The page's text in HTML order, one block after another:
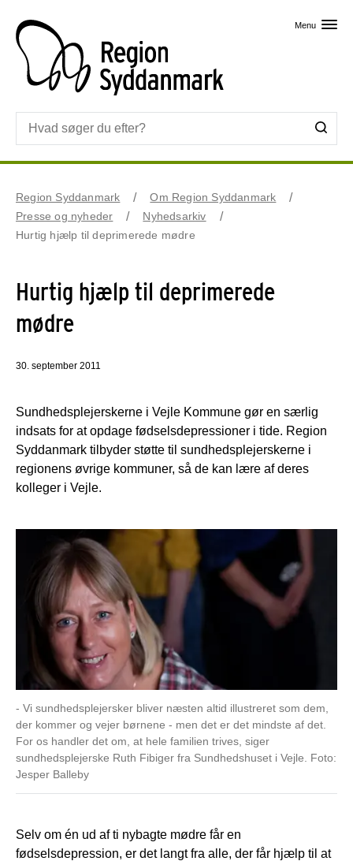
Menu
Region Syddanmark
Om Region Syddanmark
Presse og nyheder
Nyhedsarkiv
Hurtig hjælp til deprimerede mødre
Hurtig hjælp til deprimerede
mødre
30. september 2011
Sundhedsplejerskerne i Vejle Kommune gør en særlig
indsats for at opdage fødselsdepressioner i tide. Region
Syddanmark tilbyder støtte til sundhedsplejerskerne i
regionens øvrige kommuner, så de kan lære af deres
kolleger i Vejle.
- Vi sundhedsplejersker bliver næsten altid illustreret som dem,
der kommer og vejer børnene - men det er det mindste af det.
For os handler det om, at hele familien trives, siger
sundhedsplejerske Ruth Fibiger fra Sundhedshuset i Vejle. Foto:
Jesper Balleby
Selv om én ud af ti nybagte mødre får en
fødselsdepression, er det langt fra alle, der får hjælp til at